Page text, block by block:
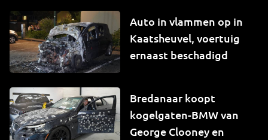
Auto in vlammen op in
Kaatsheuvel, voertuig
ernaast beschadigd
Bredanaar koopt
kogelgaten-BMW van
George Clooney en